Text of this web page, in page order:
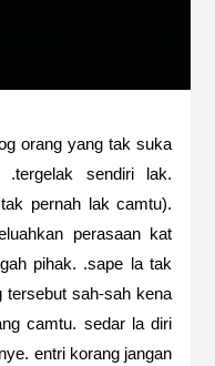
orang yang tak suka
sendiri lak.
pernah lak camtu).
perasaan kat
pihak. .sape la tak
tersebut sah-sah kena
camtu. sedar la diri
entri korang jangan